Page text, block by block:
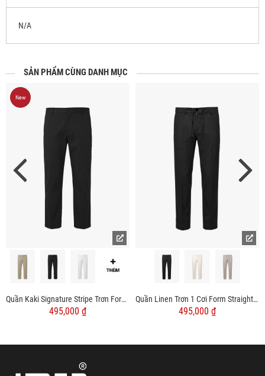
N/A
SẢN PHẨM CÙNG DANH MỤC
New
Quần Kaki Signature Stripe Trơn Form Regular QK036
495,000 ₫
Quần Linen Trơn 1 Cơi Form Straight QK035
495,000 ₫